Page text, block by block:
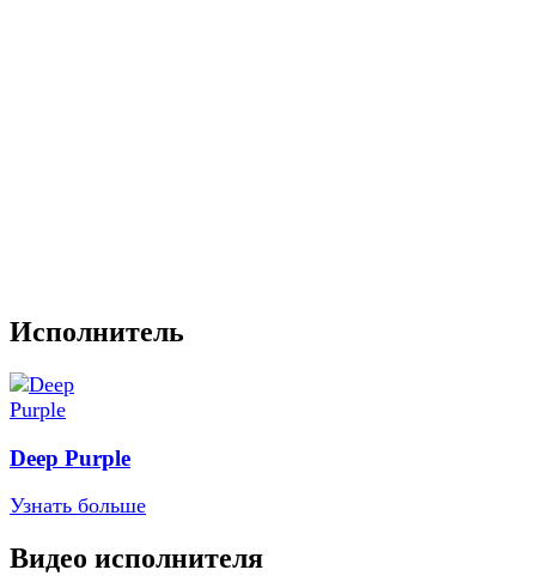
Исполнитель
Deep Purple
Узнать больше
Видео исполнителя